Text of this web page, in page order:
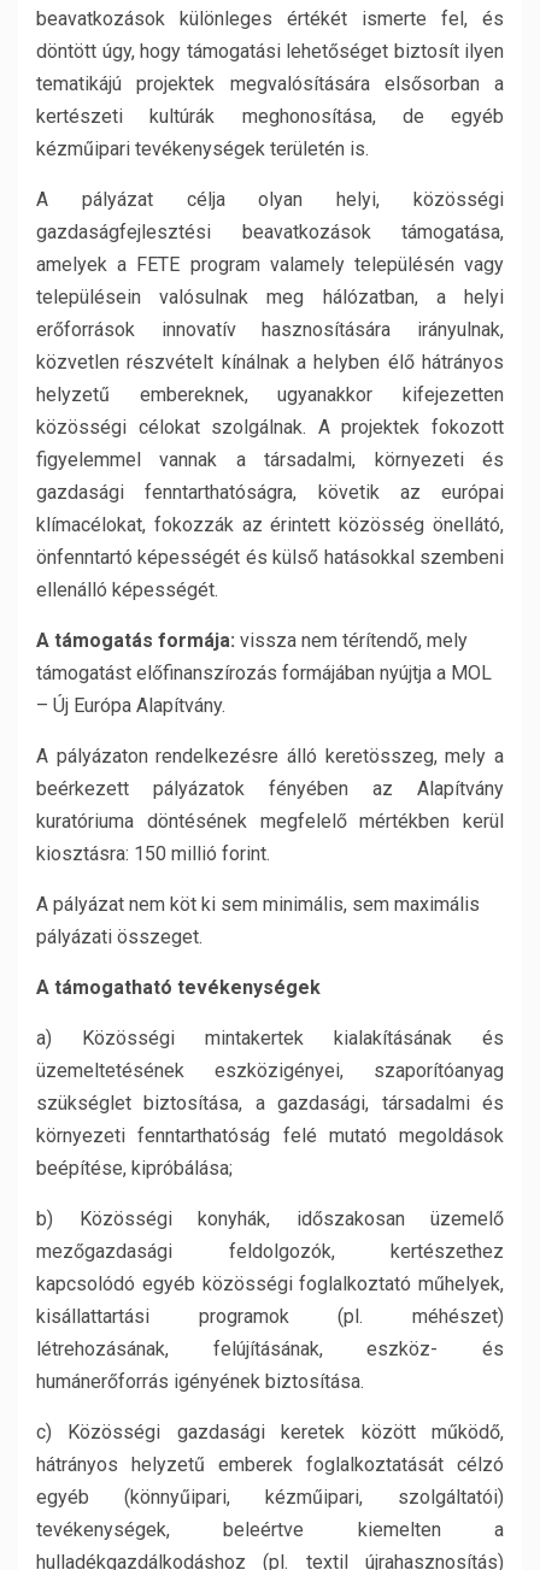
beavatkozások különleges értékét ismerte fel, és
döntött úgy, hogy támogatási lehetőséget biztosít ilyen
tematikájú projektek megvalósítására elsősorban a
kertészeti kultúrák meghonosítása, de egyéb
kézműipari tevékenységek területén is.
A pályázat célja olyan helyi, közösségi
gazdaságfejlesztési beavatkozások támogatása,
amelyek a FETE program valamely településén vagy
településein valósulnak meg hálózatban, a helyi
erőforrások innovatív hasznosítására irányulnak,
közvetlen részvételt kínálnak a helyben élő hátrányos
helyzetű embereknek, ugyanakkor kifejezetten
közösségi célokat szolgálnak. A projektek fokozott
figyelemmel vannak a társadalmi, környezeti és
gazdasági fenntarthatóságra, követik az európai
klímacélokat, fokozzák az érintett közösség önellátó,
önfenntartó képességét és külső hatásokkal szembeni
ellenálló képességét.
A támogatás formája: vissza nem térítendő, mely
támogatást előfinanszírozás formájában nyújtja a MOL
– Új Európa Alapítvány.
A pályázaton rendelkezésre álló keretösszeg, mely a
beérkezett pályázatok fényében az Alapítvány
kuratóriuma döntésének megfelelő mértékben kerül
kiosztásra: 150 millió forint.
A pályázat nem köt ki sem minimális, sem maximális
pályázati összeget.
A támogatható tevékenységek
a) Közösségi mintakertek kialakításának és
üzemeltetésének eszközigényei, szaporítóanyag
szükséglet biztosítása, a gazdasági, társadalmi és
környezeti fenntarthatóság felé mutató megoldások
beépítése, kipróbálása;
b) Közösségi konyhák, időszakosan üzemelő
mezőgazdasági feldolgozók, kertészethez
kapcsolódó egyéb közösségi foglalkoztató műhelyek,
kisállattartási programok (pl. méhészet)
létrehozásának, felújításának, eszköz- és
humánerőforrás igényének biztosítása.
c) Közösségi gazdasági keretek között működő,
hátrányos helyzetű emberek foglalkoztatását célzó
egyéb (könnyűipari, kézműipari, szolgáltatói)
tevékenységek, beleértve kiemelten a
hulladékgazdálkodáshoz (pl. textil újrahasznosítás)